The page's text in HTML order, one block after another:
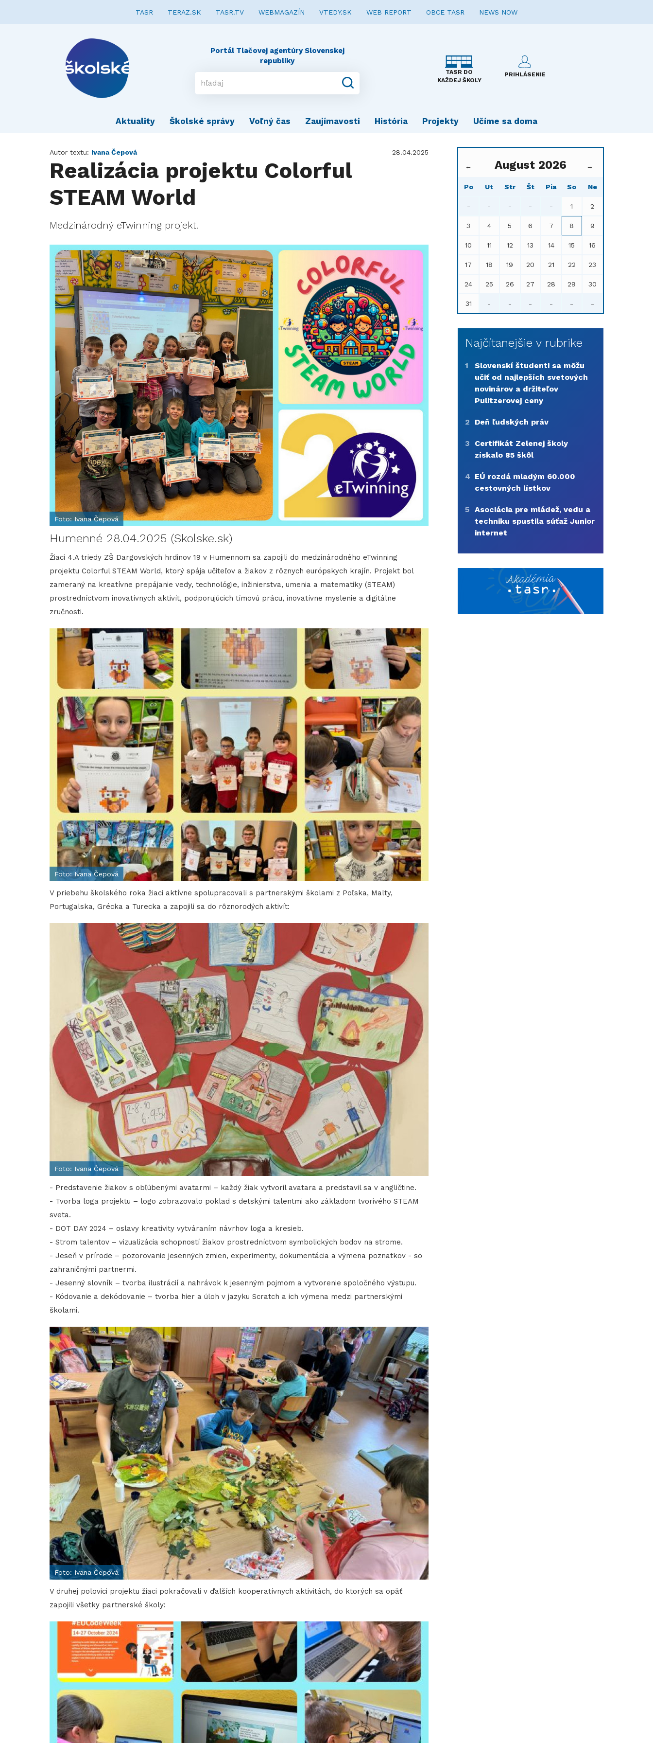
TASR TERAZ.SK TASR.TV WEBMAGAZÍN VTEDY.SK WEB REPORT OBCE TASR NEWS NOW
Portál Tlačovej agentúry Slovenskej
republiky
TASR DO
KAŽDEJ ŠKOLY
PRIHLÁSENIE
Aktuality Školské správy Voľný čas Zaujímavosti História Projekty Učíme sa doma
Autor textu: Ivana Čepová 28.04.2025
Realizácia projektu Colorful
STEAM World
Medzinárodný eTwinning projekt.
Foto: Ivana Čepová
Humenné 28.04.2025 (Skolske.sk)
Žiaci 4.A triedy ZŠ Dargovských hrdinov 19 v Humennom sa zapojili do medzinárodného eTwinning
projektu Colorful STEAM World, ktorý spája učiteľov a žiakov z rôznych európskych krajín. Projekt bol
zameraný na kreatívne prepájanie vedy, technológie, inžinierstva, umenia a matematiky (STEAM)
prostredníctvom inovatívnych aktivít, podporujúcich tímovú prácu, inovatívne myslenie a digitálne
zručnosti.
Foto: Ivana Čepová
V priebehu školského roka žiaci aktívne spolupracovali s partnerskými školami z Poľska, Malty,
Portugalska, Grécka a Turecka a zapojili sa do rôznorodých aktivít:
Foto: Ivana Čepová
- Predstavenie žiakov s obľúbenými avatarmi – každý žiak vytvoril avatara a predstavil sa v angličtine.
- Tvorba loga projektu – logo zobrazovalo poklad s detskými talentmi ako základom tvorivého STEAM
sveta.
- DOT DAY 2024 – oslavy kreativity vytváraním návrhov loga a kresieb.
- Strom talentov – vizualizácia schopností žiakov prostredníctvom symbolických bodov na strome.
- Jeseň v prírode – pozorovanie jesenných zmien, experimenty, dokumentácia a výmena poznatkov - so
zahraničnými partnermi.
- Jesenný slovník – tvorba ilustrácií a nahrávok k jesenným pojmom a vytvorenie spoločného výstupu.
- Kódovanie a dekódovanie – tvorba hier a úloh v jazyku Scratch a ich výmena medzi partnerskými
školami.
Foto: Ivana Čepová
V druhej polovici projektu žiaci pokračovali v ďalších kooperatívnych aktivitách, do ktorých sa opäť
zapojili všetky partnerské školy:
← August 2026 →
Po Ut Str Št Pia So Ne
- - - - - 1 2
3 4 5 6 7 8 9
10 11 12 13 14 15 16
17 18 19 20 21 22 23
24 25 26 27 28 29 30
31 - - - - - -
Najčítanejšie v rubrike
1
Slovenskí študenti sa môžu
učiť od najlepších svetových
novinárov a držiteľov
Pulitzerovej ceny
2 Deň ľudských práv
3
Certifikát Zelenej školy
získalo 85 škôl
4 EÚ rozdá mladým 60.000
cestovných lístkov
5 Asociácia pre mládež, vedu a
techniku spustila súťaž Junior
internet